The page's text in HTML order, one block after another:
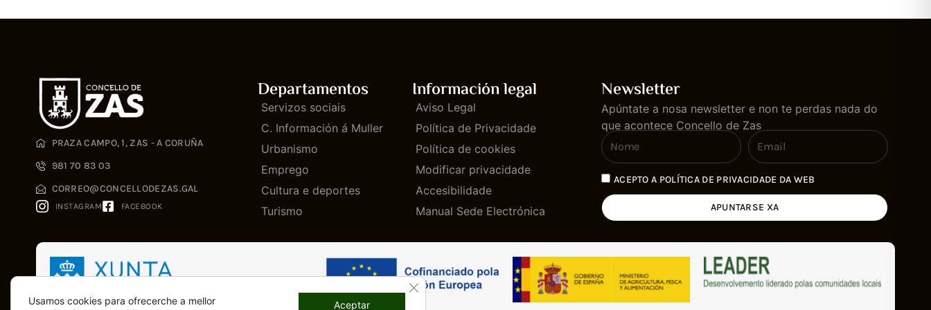
PRAZA CAMPO, 1, ZAS - A CORUÑA
981 70 83 03
CORREO@CONCELLODEZAS.GAL
INSTAGRAM FACEBOOK
Departamentos
Servizos sociais
C. Información á Muller
Urbanismo
Emprego
Cultura e deportes
Turismo
Información legal
Aviso Legal
Política de Privacidade
Política de cookies
Modificar privacidade
Accesibilidade
Manual Sede Electrónica
Newsletter
Apúntate a nosa newsletter e non te perdas nada do
que acontece Concello de Zas
ACEPTO A POLÍTICA DE PRIVACIDADE DA WEB
APUNTARSE XA
Usamos cookies para ofrecerche a mellor
Aceptar
CLOSE GDPR COOKIE BANNER